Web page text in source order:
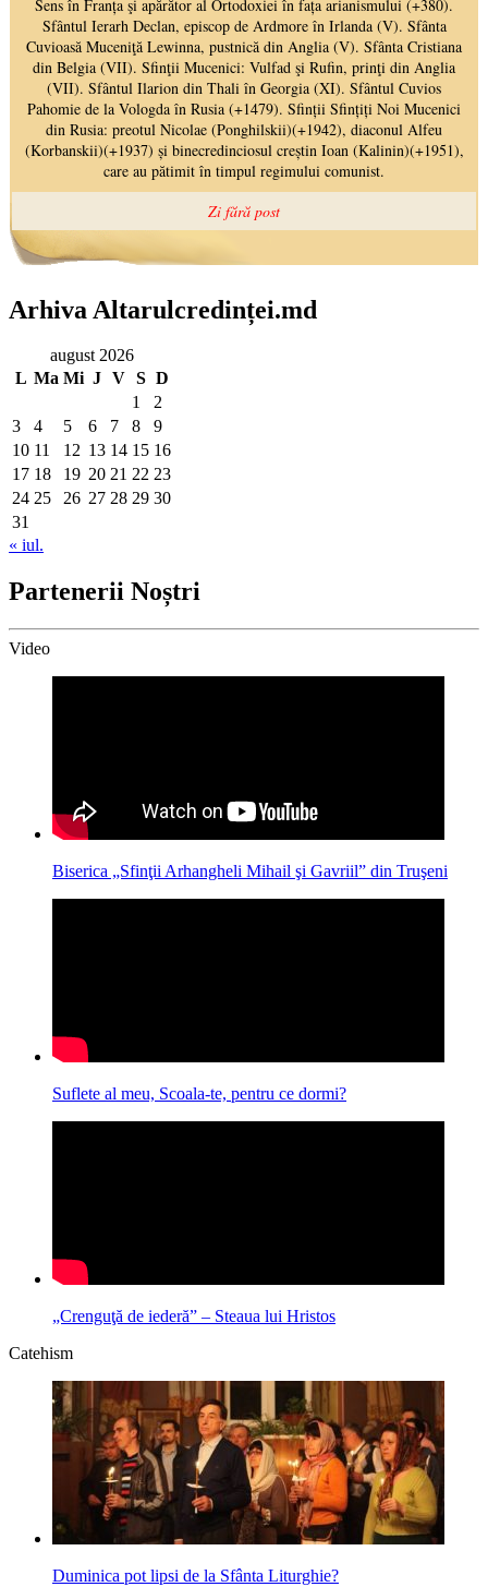
Arhiva Altarulcredinței.md
august 2026
L Ma Mi J V S D
1
2
3
4 5 6 7 8
9
10 11 12 13 14 15 16
17 18 19 20 21 22 23
24 25 26 27 28 29 30
31
« iul.
Partenerii Noștri
Video
Biserica „Sfinţii Arhangheli Mihail şi Gavriil” din Truşeni
Suflete al meu, Scoala-te, pentru ce dormi?
„Crenguţă de iederă” – Steaua lui Hristos
Catehism
Duminica pot lipsi de la Sfânta Liturghie?